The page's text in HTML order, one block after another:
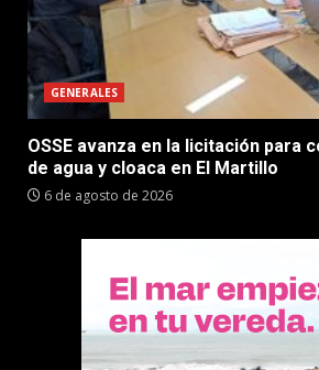
GENERALES
OSSE avanza en la licitación para
de agua y cloaca en El Martillo
6 de agosto de 2026